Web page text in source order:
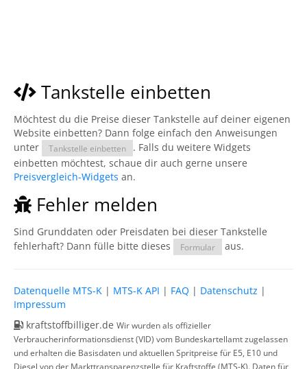
Tankstelle einbetten
Möchtest du die Preise dieser Tankstelle auf deiner eigenen
Website einbetten? Dann folge einfach den Anweisungen
unter
Tankstelle einbetten
. Falls du weitere Widgets
einbetten möchtest, schaue dir auch gerne unsere
Preisvergleich-Widgets an.
Fehler melden
Sind Grunddaten oder Preisdaten bei dieser Tankstelle
fehlerhaft? Dann fülle bitte dieses
Formular aus.
Datenquelle MTS-K | MTS-K API | FAQ | Datenschutz |
Impressum
kraftstoffbilliger.de Wir wurden als offizieller
Verbraucherinformationsdienst (VID) vom Bundeskartellamt zugelassen
und erhalten die Basisdaten und aktuellen Spritpreise für E5, E10 und
Diesel von der Markttransparenzstelle für Kraftstoffe (MTS-K). Daten für